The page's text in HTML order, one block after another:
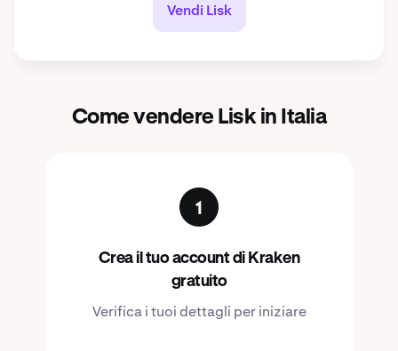
Vendi Lisk
Come vendere Lisk in Italia
Crea il tuo account di Kraken
gratuito
Verifica i tuoi dettagli per iniziare